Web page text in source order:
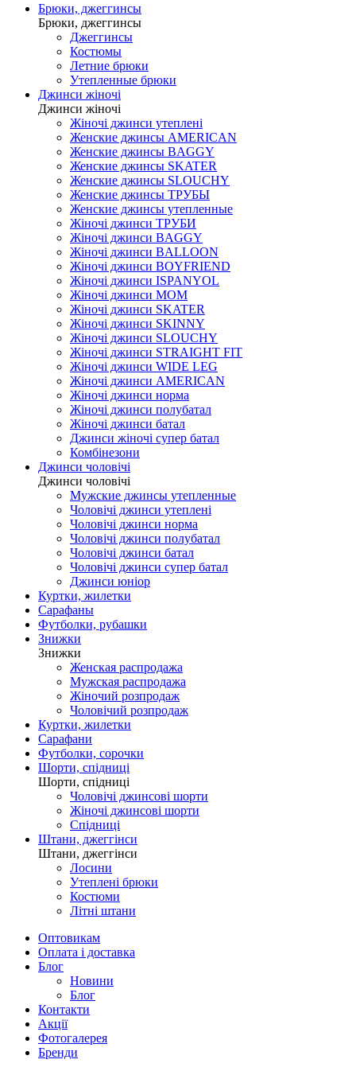
Брюки, джеггинсы
Брюки, джеггинсы
Джеггинсы
Костюмы
Летние брюки
Утепленные брюки
Джинси жіночі
Джинси жіночі
Жіночі джинси утеплені
Женские джинсы AMERICAN
Женские джинсы BAGGY
Женские джинсы SKATER
Женские джинсы SLOUCHY
Женские джинсы ТРУБЫ
Женские джинсы утепленные
Жіночі джинси ТРУБИ
Жіночі джинси BAGGY
Жіночі джинси BALLOON
Жіночі джинси BOYFRIEND
Жіночі джинси ISPANYOL
Жіночі джинси МОМ
Жіночі джинси SKATER
Жіночі джинси SKINNY
Жіночі джинси SLOUCHY
Жіночі джинси STRAIGHT FIT
Жіночі джинси WIDE LEG
Жіночі джинси AMERICAN
Жіночі джинси норма
Жіночі джинси полубатал
Жіночі джинси батал
Джинси жіночі супер батал
Комбінезони
Джинси чоловічі
Джинси чоловічі
Мужские джинсы утепленные
Чоловічі джинси утеплені
Чоловічі джинси норма
Чоловічі джинси полубатал
Чоловічі джинси батал
Чоловічі джинси супер батал
Джинси юніор
Куртки, жилетки
Сарафаны
Футболки, рубашки
Знижки
Знижки
Женская распродажа
Мужская распродажа
Жіночий розпродаж
Чоловічий розпродаж
Куртки, жилетки
Сарафани
Футболки, сорочки
Шорти, спідниці
Шорти, спідниці
Чоловічі джинсові шорти
Жіночі джинсові шорти
Спідниці
Штани, джеггінси
Штани, джеггінси
Лосини
Утеплені брюки
Костюми
Літні штани
Оптовикам
Оплата і доставка
Блог
Новини
Блог
Контакти
Акції
Фотогалерея
Бренди